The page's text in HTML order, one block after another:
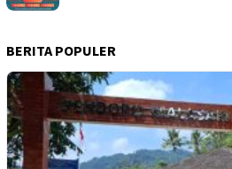
BERITA POPULER